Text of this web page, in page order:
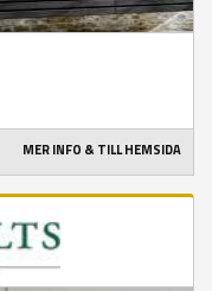
MER INFO & TILL HEMSIDA